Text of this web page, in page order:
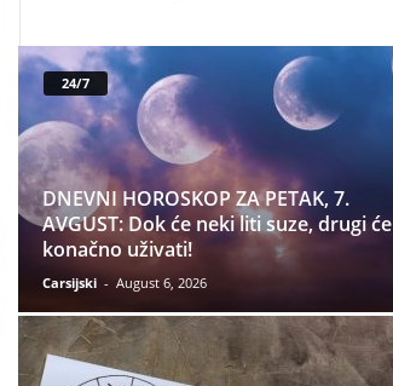
24/7
DNEVNI HOROSKOP ZA PETAK, 7.
AVGUST: Dok će neki liti suze, drugi će
konačno uživati!
Carsijski - August 6, 2026